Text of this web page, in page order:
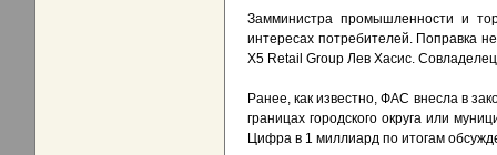
Замминистра промышленности и
интересах потребителей. Поправка
Х5 Retail Group Лев Хасис.
Ранее, как известно, ФАС внесла в
границах городского округа или
Цифра в 1 миллиард по итогам